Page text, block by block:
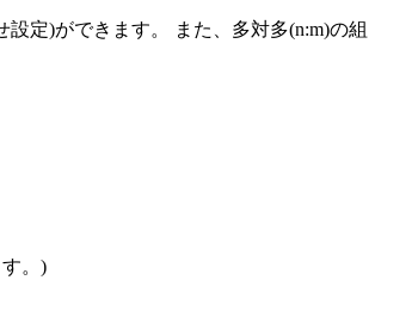
定)ができます。 また、多対多(n:m)の組
。)